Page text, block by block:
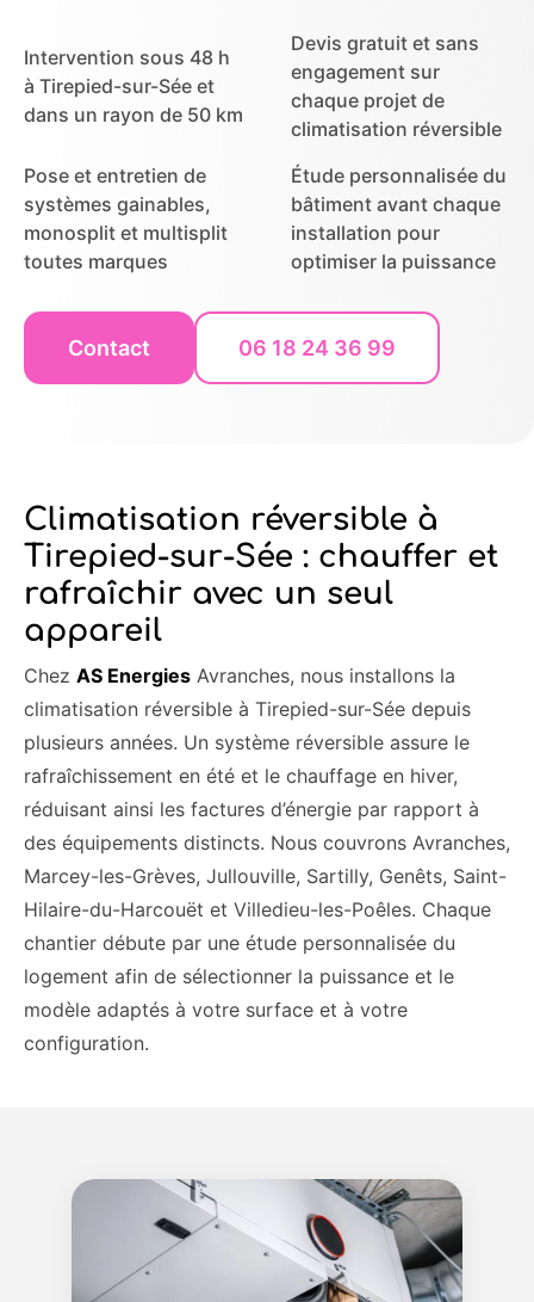
Intervention sous 48 h
à Tirepied-sur-Sée et
dans un rayon de 50 km
Devis gratuit et sans
engagement sur
chaque projet de
climatisation réversible
Pose et entretien de
systèmes gainables,
monosplit et multisplit
toutes marques
Étude personnalisée du
bâtiment avant chaque
installation pour
optimiser la puissance
Contact 06 18 24 36 99
Climatisation réversible à
Tirepied-sur-Sée : chauffer et
rafraîchir avec un seul
appareil
Chez AS Energies Avranches, nous installons la
climatisation réversible à Tirepied-sur-Sée depuis
plusieurs années. Un système réversible assure le
rafraîchissement en été et le chauffage en hiver,
réduisant ainsi les factures d’énergie par rapport à
des équipements distincts. Nous couvrons Avranches,
Marcey-les-Grèves, Jullouville, Sartilly, Genêts, Saint-
Hilaire-du-Harcouët et Villedieu-les-Poêles. Chaque
chantier débute par une étude personnalisée du
logement afin de sélectionner la puissance et le
modèle adaptés à votre surface et à votre
configuration.